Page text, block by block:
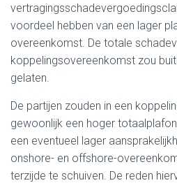
voordeel hebben van een lager
overeenkomst. De totale
koppelingsovereenkomst zou
gelaten.
De partijen zouden in een
gewoonlijk een hoger
een eventueel lager
onshore- en offshore-
terzijde te schuiven. De reden